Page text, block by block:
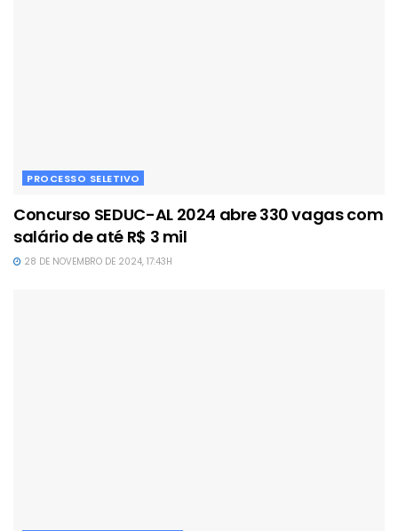
PROCESSO SELETIVO
Concurso SEDUC-AL 2024 abre 330 vagas com
salário de até R$ 3 mil
28 DE NOVEMBRO DE 2024, 17:43H